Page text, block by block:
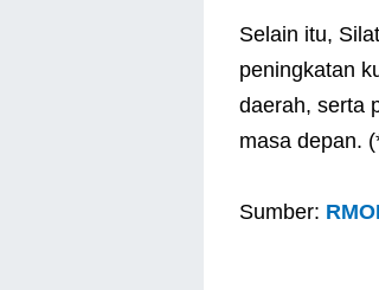
Selain itu,
peningkatan
daerah, serta
masa depan.
Sumber: